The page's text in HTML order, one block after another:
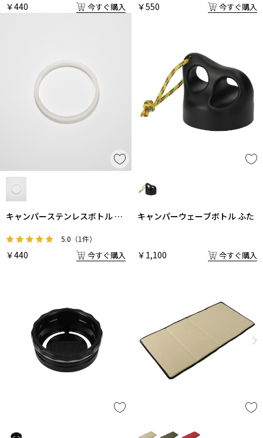
￥440
今すぐ購入 ￥550 今すぐ購入
キャンパーステンレスボトル 飲
5.0 （1件）
￥440 今すぐ購入
キャンパーウェーブボトル ふた
￥1,100 今すぐ購入